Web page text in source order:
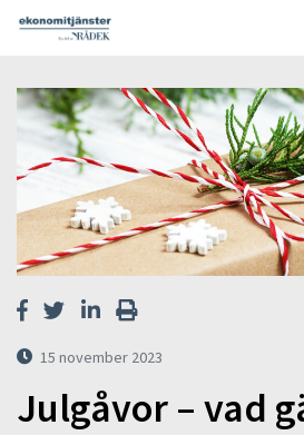
15 november 2023
Julgåvor – vad